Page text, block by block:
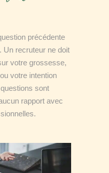
précédente
Un recruteur ne doit
votre grossesse,
votre intention
sont
rapport avec